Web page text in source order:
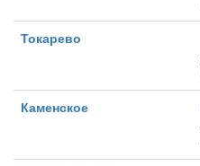
Токарево
Каменское